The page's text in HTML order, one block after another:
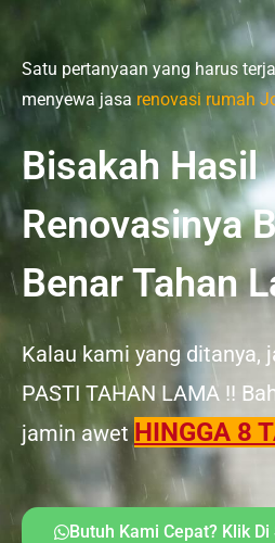
Satu pertanyaan yang harus
menyewa jasa renovasi rumah
Bisakah Hasil
Renovasinya
Benar Tahan
Kalau kami yang ditanya,
PASTI TAHAN LAMA !!
jamin awet HINGGA 8
Butuh Kami Cepat? Klik Di